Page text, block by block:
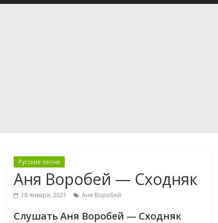
Русские песни
Аня Воробей — Сходняк
18 января, 2021 Аня Воробей
Слушать Аня Воробей — Сходняк